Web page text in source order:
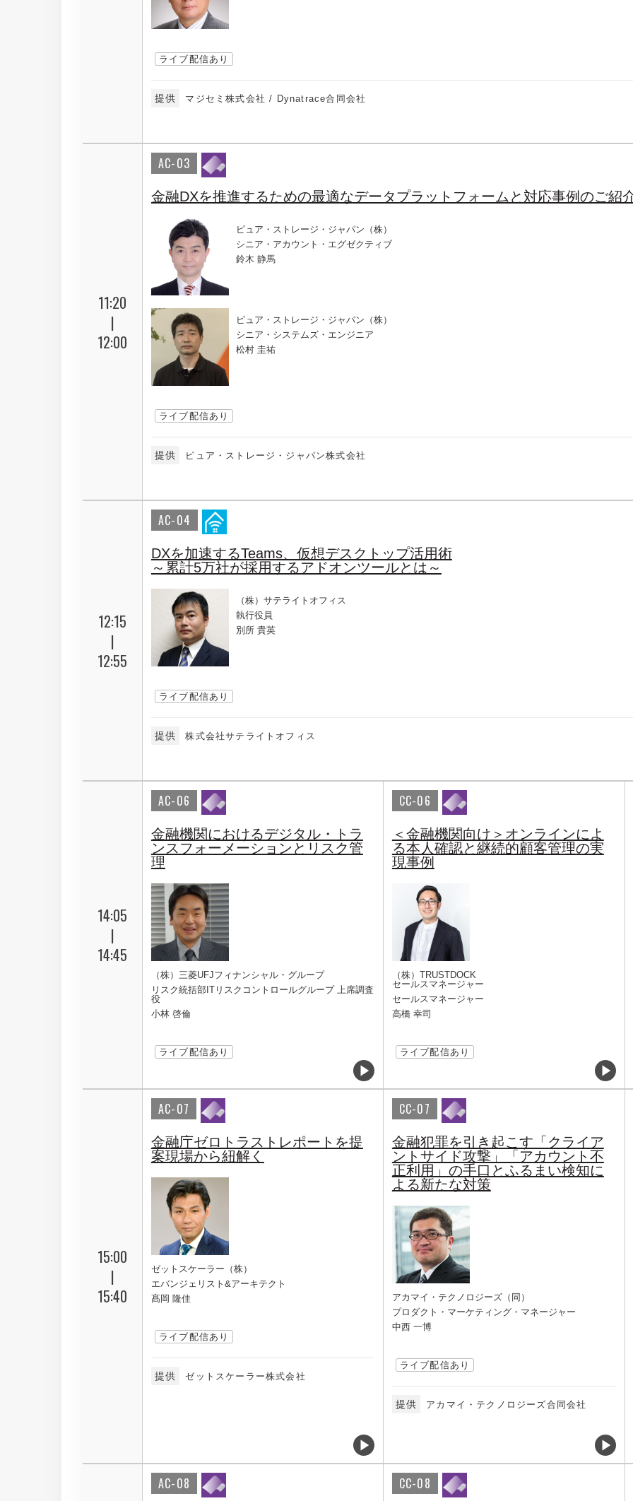
ライブ配信あり
提供 マジセミ株式会社 / Dynatrace合同会社
11:20
|
12:00
AC-03
金融DXを推進するための最適なデータプラットフォームと対応事例のご紹
ピュア・ストレージ・ジャパン（株）
シニア・アカウント・エグゼクティブ
鈴木 静馬
ピュア・ストレージ・ジャパン（株）
シニア・システムズ・エンジニア
松村 圭祐
ライブ配信あり
提供 ピュア・ストレージ・ジャパン株式会社
12:15
|
12:55
AC-04
DXを加速するTeams、仮想デスクトップ活用術
～累計5万社が採用するアドオンツールとは～
（株）サテライトオフィス
執行役員
別所 貴英
ライブ配信あり
提供 株式会社サテライトオフィス
14:05
|
14:45
AC-06
金融機関におけるデジタル・トラ
ンスフォーメーションとリスク管
理
（株）三菱UFJフィナンシャル・グループ
リスク統括部ITリスクコントロールグループ 上席調査
役
小林 啓倫
ライブ配信あり
CC-06
＜金融機関向け＞オンラインによ
る本人確認と継続的顧客管理の実
現事例
（株）TRUSTDOCK
セールスマネージャー
セールスマネージャー
高橋 幸司
ライブ配信あり
15:00
|
15:40
AC-07
金融庁ゼロトラストレポートを提
案現場から紐解く
ゼットスケーラー（株）
エバンジェリスト&アーキテクト
髙岡 隆佳
ライブ配信あり
提供 ゼットスケーラー株式会社
CC-07
金融犯罪を引き起こす「クライア
ントサイド攻撃」「アカウント不
正利用」の手口とふるまい検知に
よる新たな対策
アカマイ・テクノロジーズ（同）
プロダクト・マーケティング・マネージャー
中西 一博
ライブ配信あり
提供 アカマイ・テクノロジーズ合同会社
AC-08 CC-08